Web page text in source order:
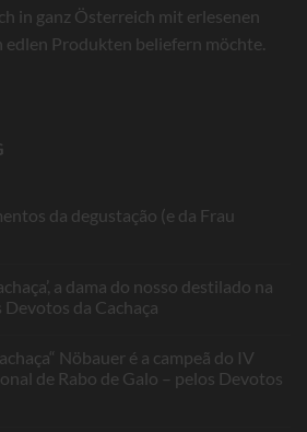
in ganz Österreich mit erlesenen
edlen Produkten beliefern möchte.
da degustação (e da Frau
a dama do nosso destilado na
da Cachaça
Nöbauer é a campeã do IV
de Rabo de Galo – pelos Devotos